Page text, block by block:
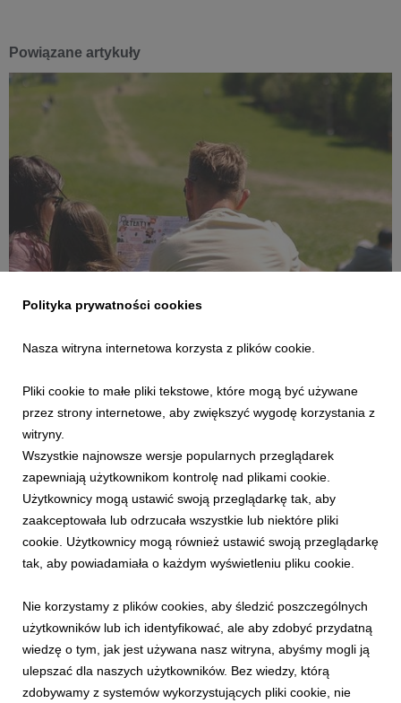
Powiązane artykuły
INFORMACJE PRASOWE
Żar. Moc atrakcji na długi weekend sierpniowy
Zbliża się najgorętszy okres wakacji – długi weekend
sierpniowy. Grupa PKL, jak co roku, przygotowała liczne
atrakcje. Tym razem będzie można postawić na relaks w kinie
pod gwiazdami na Palenicy, obejrzeć motoryzacyjne perełki
podczas Krynickiego Zlotu Klasyków lub skorz...
Polityka prywatności cookies
Nasza witryna internetowa korzysta z plików cookie.
Pliki cookie to małe pliki tekstowe, które mogą być używane
przez strony internetowe, aby zwiększyć wygodę korzystania z
witryny.
Wszystkie najnowsze wersje popularnych przeglądarek
zapewniają użytkownikom kontrolę nad plikami cookie.
Użytkownicy mogą ustawić swoją przeglądarkę tak, aby
zaakceptowała lub odrzucała wszystkie lub niektóre pliki
cookie. Użytkownicy mogą również ustawić swoją przeglądarkę
tak, aby powiadamiała o każdym wyświetleniu pliku cookie.
Nie korzystamy z plików cookies, aby śledzić poszczególnych
użytkowników lub ich identyfikować, ale aby zdobyć przydatną
wiedzę o tym, jak jest używana nasz witryna, abyśmy mogli ją
ulepszać dla naszych użytkowników. Bez wiedzy, którą
zdobywamy z systemów wykorzystujących pliki cookie, nie